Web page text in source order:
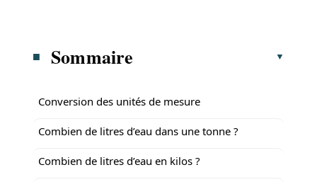
Sommaire
Conversion des unités de mesure
Combien de litres d’eau dans une tonne ?
Combien de litres d’eau en kilos ?